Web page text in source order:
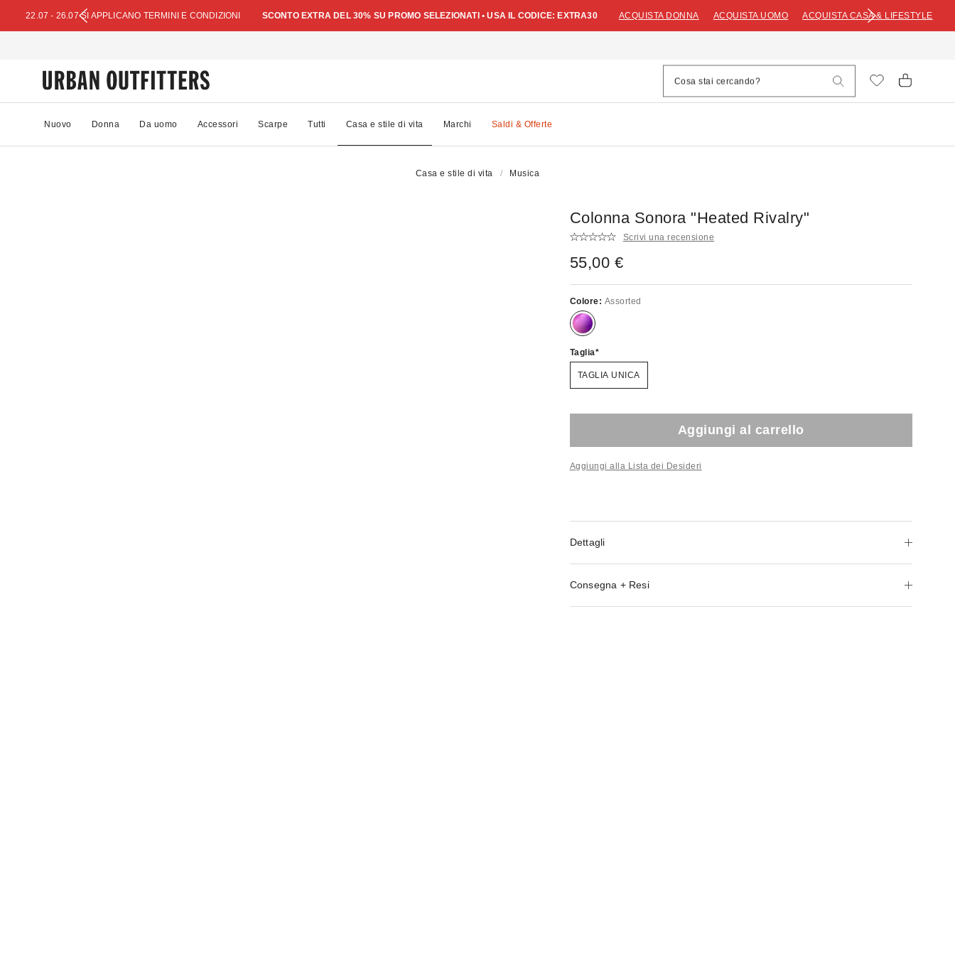
22.07 - 26.07 SI APPLICANO TERMINI E CONDIZIONI SCONTO EXTRA DEL 30% SU PROMO SELEZIONATI • USA IL CODICE: EXTRA30 ACQUISTA DONNA ACQUISTA UOMO ACQUISTA CASA & LIFESTYLE
Nuovo Donna Da uomo Accessori Scarpe Tutti Casa e stile di vita Marchi Saldi & Offerte
Casa e stile di vita Musica
Colonna Sonora "Heated Rivalry"
Scrivi una recensione
55,00 €
Colore: Assorted
Taglia
TAGLIA UNICA
Aggiungi al carrello
Aggiungi alla Lista dei Desideri
Dettagli
Consegna + Resi